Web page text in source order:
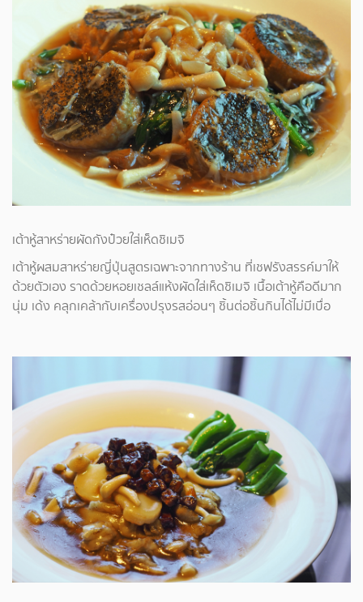
เต้าหู้สาหร่ายผัดกังป๋วยใส่เห็ดชิเมจิ
เต้าหู้ผสมสาหร่ายญี่ปุ่นสูตรเฉพาะจากทางร้าน ที่เชฟรังสรรค์มาให้
ด้วยตัวเอง ราดด้วยหอยเชลล์แห้งผัดใส่เห็ดชิเมจิ เนื้อเต้าหู้คือดีมาก
นุ่ม เด้ง คลุกเคล้ากับเครื่องปรุงรสอ่อนๆ ชิ้นต่อชิ้นกินได้ไม่มีเบื่อ